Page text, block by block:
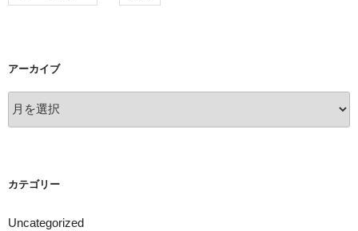
アーカイブ
ー
カテゴリー
Uncategorized